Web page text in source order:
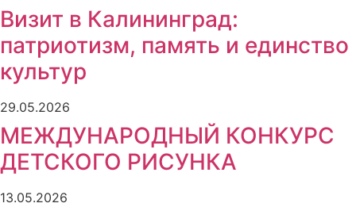
Визит в Калининград:
патриотизм, память и единство
культур
29.05.2026
МЕЖДУНАРОДНЫЙ КОНКУРС
ДЕТСКОГО РИСУНКА
13.05.2026